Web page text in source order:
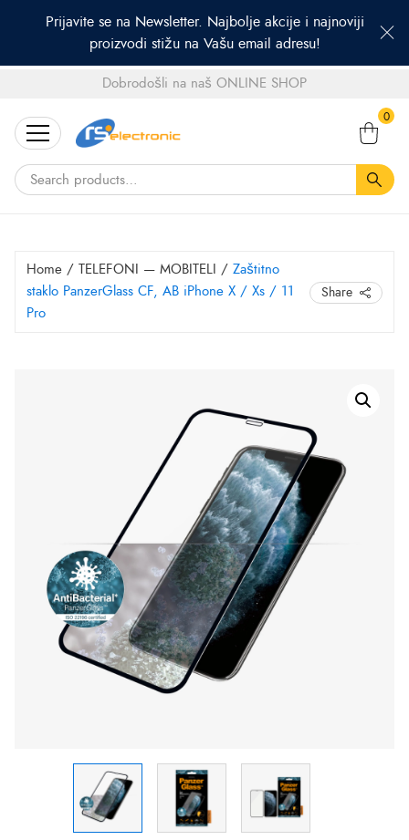
Prijavite se na Newsletter. Najbolje akcije i najnoviji
proizvodi stižu na Vašu email adresu!
Dobrodošli na naš ONLINE SHOP
for:
0
Home / TELEFONI — MOBITELI / Zaštitno
staklo PanzerGlass CF, AB iPhone X / Xs / 11
Pro
Share
quantity